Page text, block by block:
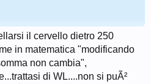
il cervello dietro 250
in matematica "modificando
non cambia",
di WL....non si puÃ²